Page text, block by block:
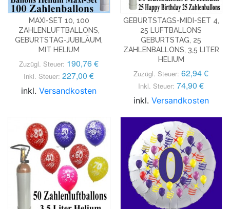
MAXI-SET 10, 100
ZAHLENLUFTBALLONS,
GEBURTSTAG-JUBILÄUM,
MIT HELIUM
Zuzügl. Steuer: 190,76 €
Inkl. Steuer: 227,00 €
inkl.Versandkosten
GEBURTSTAGS-MIDI-SET 4,
25 LUFTBALLONS
GEBURTSTAG, 25
ZAHLENBALLONS, 3,5 LITER
HELIUM
Zuzügl. Steuer: 62,94 €
Inkl. Steuer: 74,90 €
inkl. Versandkosten